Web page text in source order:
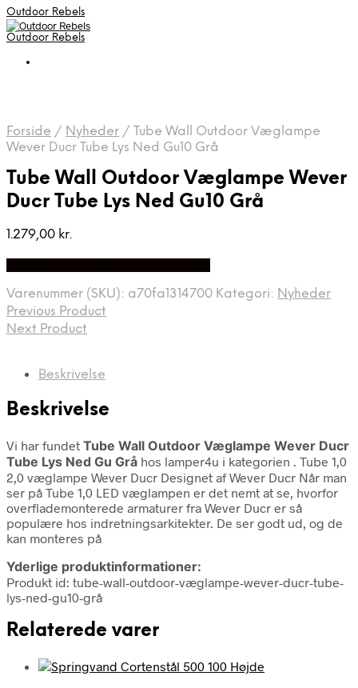
Outdoor Rebels
Outdoor Rebels
Forside / Nyheder / Tube Wall Outdoor Væglampe
Wever Ducr Tube Lys Ned Gu10 Grå
Tube Wall Outdoor Væglampe Wever
Ducr Tube Lys Ned Gu10 Grå
1.279,00 kr.
Varenummer (SKU): a70fa1314700 Kategori: Nyheder
Previous Product
Next Product
Beskrivelse
Beskrivelse
Vi har fundet Tube Wall Outdoor Væglampe Wever Ducr
Tube Lys Ned Gu Grå hos lamper4u i kategorien . Tube 1,0
2,0 væglampe Wever Ducr Designet af Wever Ducr Når man
ser på Tube 1,0 LED væglampen er det nemt at se, hvorfor
overflademonterede armaturer fra Wever Ducr er så
populære hos indretningsarkitekter. De ser godt ud, og de
kan monteres på
Yderlige produktinformationer:
Produkt id: tube-wall-outdoor-væglampe-wever-ducr-tube-
lys-ned-gu10-grå
Relaterede varer